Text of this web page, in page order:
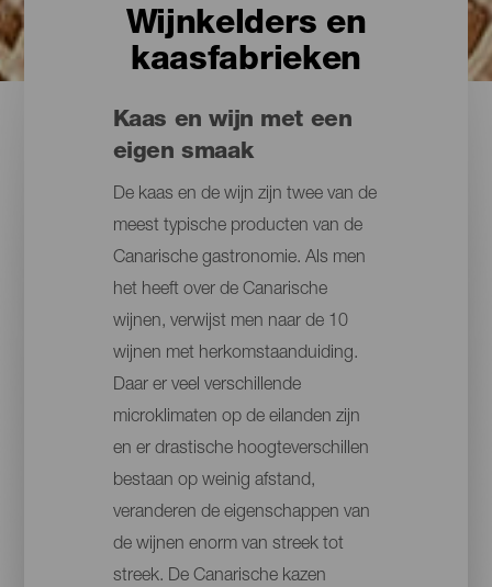
Wijnkelders en
kaasfabrieken
Kaas en wijn met een
eigen smaak
De kaas en de wijn zijn twee van de
meest typische producten van de
Canarische gastronomie. Als men
het heeft over de Canarische
wijnen, verwijst men naar de 10
wijnen met herkomstaanduiding.
Daar er veel verschillende
microklimaten op de eilanden zijn
en er drastische hoogteverschillen
bestaan op weinig afstand,
veranderen de eigenschappen van
de wijnen enorm van streek tot
streek. De Canarische kazen